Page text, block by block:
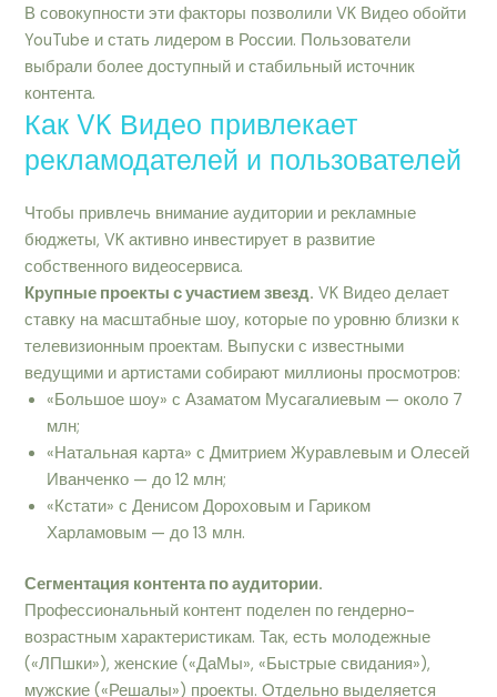
В совокупности эти факторы позволили VK Видео обойти
YouTube и стать лидером в России. Пользователи
выбрали более доступный и стабильный источник
контента.
Как VK Видео привлекает
рекламодателей и пользователей
Чтобы привлечь внимание аудитории и рекламные
бюджеты, VK активно инвестирует в развитие
собственного видеосервиса.
Крупные проекты с участием звезд. VK Видео делает
ставку на масштабные шоу, которые по уровню близки к
телевизионным проектам. Выпуски с известными
ведущими и артистами собирают миллионы просмотров:
«Большое шоу» с Азаматом Мусагалиевым — около 7
млн;
«Натальная карта» с Дмитрием Журавлевым и Олесей
Иванченко — до 12 млн;
«Кстати» с Денисом Дороховым и Гариком
Харламовым — до 13 млн.
Сегментация контента по аудитории.
Профессиональный контент поделен по гендерно-
возрастным характеристикам. Так, есть молодежные
(«ЛПшки»), женские («ДаМы», «Быстрые свидания»),
мужские («Решалы») проекты. Отдельно выделяется